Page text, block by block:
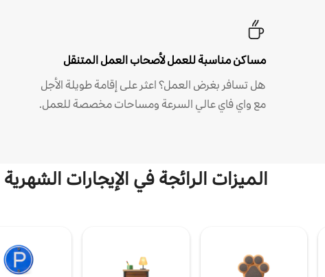
مساكن مناسبة للعمل لأصحاب العمل المتنقل
هل تسافر بغرض العمل؟ اعثر على إقامة طويلة الأجل
مع واي فاي عالي السرعة ومساحات مخصصة للعمل.
الميزات الرائجة في الإيجارات الشهرية